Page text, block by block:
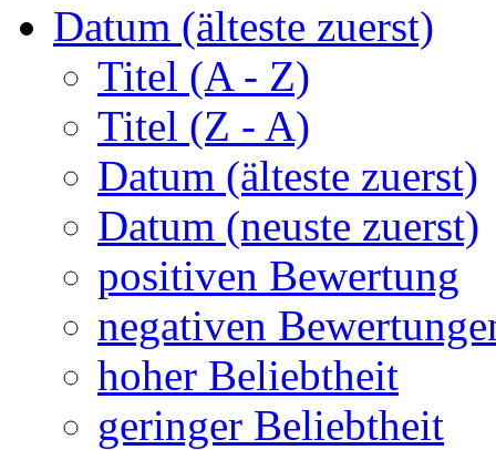
Datum (älteste zuerst)
Titel (A - Z)
Titel (Z - A)
Datum (älteste zuerst)
Datum (neuste zuerst)
positiven Bewertung
negativen
hoher Beliebtheit
geringer Beliebtheit